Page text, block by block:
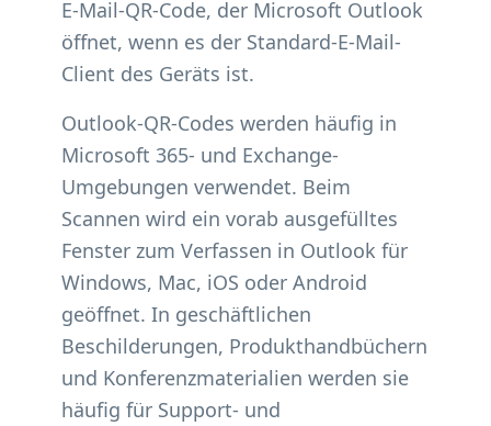
E-Mail-QR-Code, der Microsoft Outlook
öffnet, wenn es der Standard-E-Mail-
Client des Geräts ist.
Outlook-QR-Codes werden häufig in
Microsoft 365- und Exchange-
Umgebungen verwendet. Beim
Scannen wird ein vorab ausgefülltes
Fenster zum Verfassen in Outlook für
Windows, Mac, iOS oder Android
geöffnet. In geschäftlichen
Beschilderungen, Produkthandbüchern
und Konferenzmaterialien werden sie
häufig für Support- und